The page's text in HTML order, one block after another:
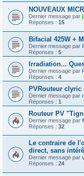
NOUVEAUX
Dernier message par
Réponses : 15
Bifacial 425W +
Dernier message par
Réponses : 5
Irradiation...
Dernier message par
Réponses : 4
PVRouteur
Dernier message par
Réponses : 1
Routeur PV
Dernier message par
Réponses : 32
Le contraire de
direct, sans
Dernier message par
Réponses : 24